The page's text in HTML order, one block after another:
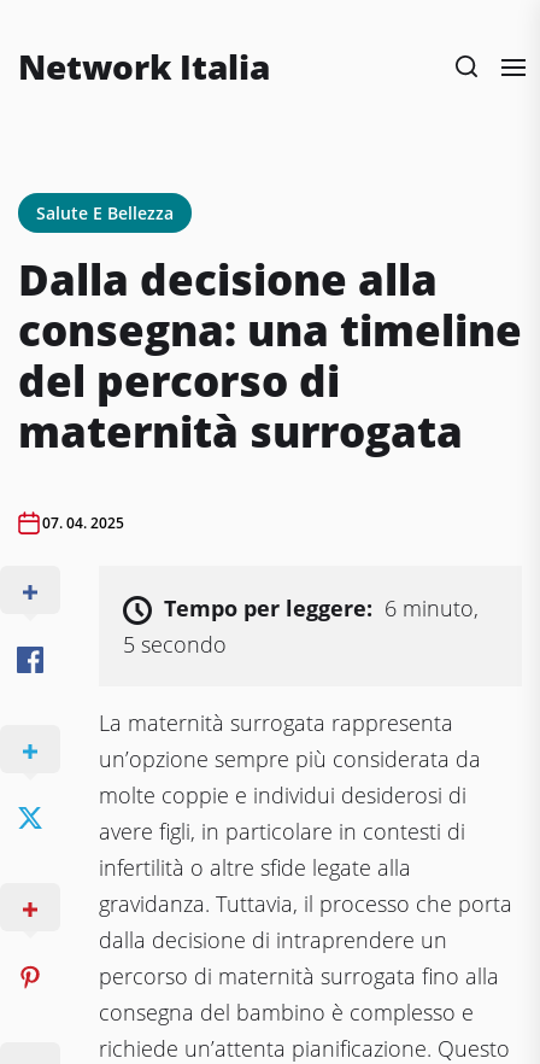
theNetwork Italia
Salute E Bellezza
Dalla decisione alla
consegna: una timeline
del percorso di
maternità surrogata
07. 04. 2025
Tempo per leggere: 6 minuto,
5 secondo
La maternità surrogata rappresenta
un’opzione sempre più considerata da
molte coppie e individui desiderosi di
avere figli, in particolare in contesti di
infertilità o altre sfide legate alla
gravidanza. Tuttavia, il processo che porta
dalla decisione di intraprendere un
percorso di maternità surrogata fino alla
consegna del bambino è complesso e
richiede un’attenta pianificazione. Questo